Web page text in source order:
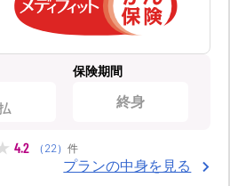
保険期間
終身
4.2 （ 22） 件
プランの中身を見る